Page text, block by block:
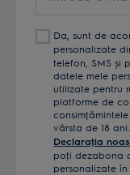
Da, sunt de
personalizate
telefon, SMS și
datele mele
utilizate pentru
platforme de
vârsta de 18
Declaraţia
poţi dezabona
personalizate în